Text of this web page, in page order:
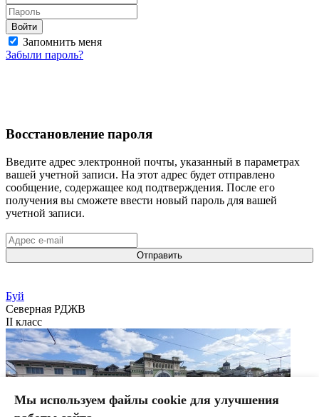
Войти
Запомнить меня
Забыли пароль?
Восстановление пароля
Введите адрес электронной почты, указанный в параметрах
вашей учетной записи. На этот адрес будет отправлено
сообщение, содержащее код подтверждения. После его
получения вы сможете ввести новый пароль для вашей
учетной записи.
Отправить
Буй
Северная РДЖВ
II класс
Мы используем файлы cookie для улучшения